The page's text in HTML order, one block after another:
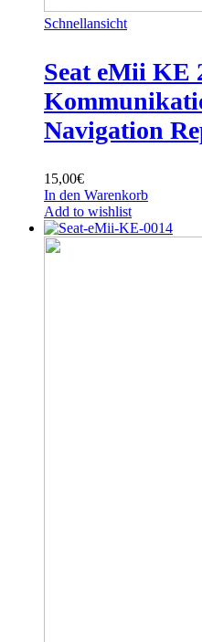
Schnellansicht
Seat eMii KE
Navigation
15,00€
In den Warenkorb
Add to wishlist